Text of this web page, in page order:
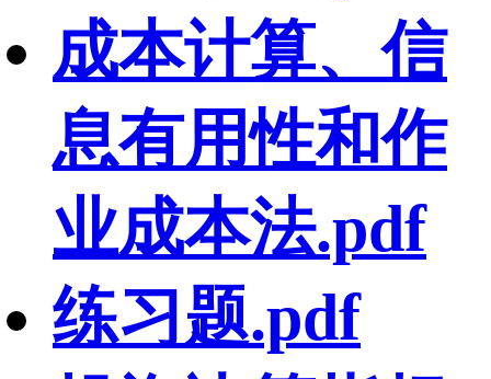
成本计算、信
息有用性和作
业成本法.pdf
练习题.pdf